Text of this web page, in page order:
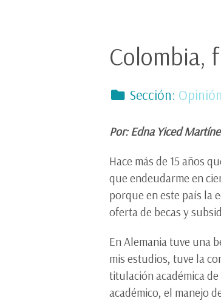
Colombia,
Sección: Opinión
Por: Edna Yiced
Hace más de 15 años
que endeudarme en
porque en este país la
oferta de becas y
En Alemania tuve una
mis estudios, tuve la
titulación académica
académico, el manejo